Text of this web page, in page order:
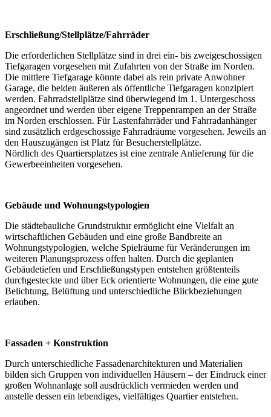
Erschließung/Stellplätze/Fahrräder
Die erforderlichen Stellplätze sind in drei ein- bis zweigeschossigen
Tiefgaragen vorgesehen mit Zufahrten von der Straße im Norden.
Die mittlere Tiefgarage könnte dabei als rein private Anwohner
Garage, die beiden äußeren als öffentliche Tiefgaragen konzipiert
werden. Fahrradstellplätze sind überwiegend im 1. Untergeschoss
angeordnet und werden über eigene Treppenrampen an der Straße
im Norden erschlossen. Für Lastenfahrräder und Fahrradanhänger
sind zusätzlich erdgeschossige Fahrradräume vorgesehen. Jeweils an
den Hauszugängen ist Platz für Besucherstellplätze.
Nördlich des Quartiersplatzes ist eine zentrale Anlieferung für die
Gewerbeeinheiten vorgesehen.
Gebäude und Wohnungstypologien
Die städtebauliche Grundstruktur ermöglicht eine Vielfalt an
wirtschaftlichen Gebäuden und eine große Bandbreite an
Wohnungstypologien, welche Spielräume für Veränderungen im
weiteren Planungsprozess offen halten. Durch die geplanten
Gebäudetiefen und Erschließungstypen entstehen größtenteils
durchgesteckte und über Eck orientierte Wohnungen, die eine gute
Belichtung, Belüftung und unterschiedliche Blickbeziehungen
erlauben.
Fassaden + Konstruktion
Durch unterschiedliche Fassadenarchitekturen und Materialien
bilden sich Gruppen von individuellen Häusern – der Eindruck einer
großen Wohnanlage soll ausdrücklich vermieden werden und
anstelle dessen ein lebendiges, vielfältiges Quartier entstehen.